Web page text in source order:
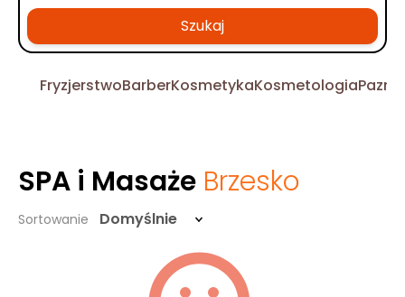
Szukaj
FryzjerstwoBarberKosmetykaKosmetologia
SPA i Masaże Brzesko
Sortowanie Domyślnie